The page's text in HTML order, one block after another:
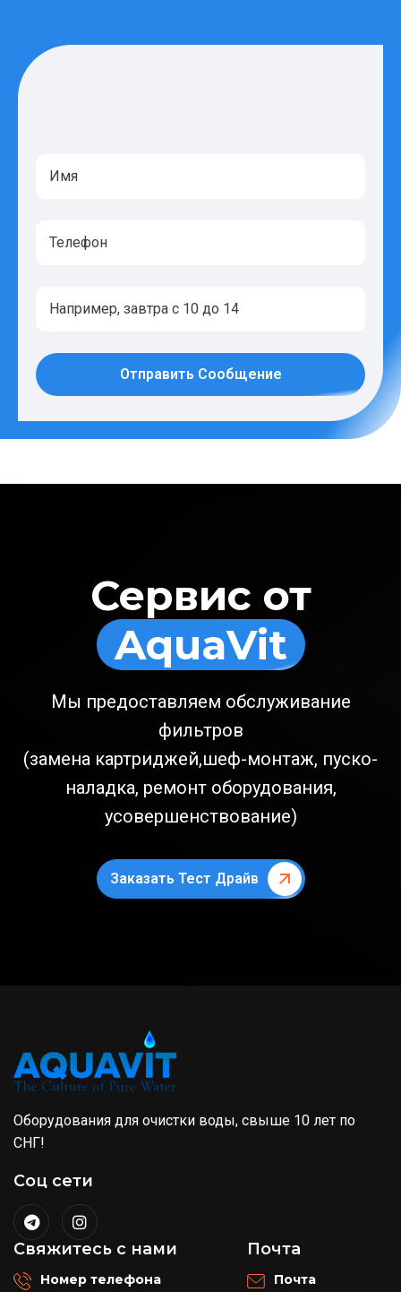
Отправить Сообщение
Сервис от
AquaVit
Мы предоставляем обслуживание
фильтров
(замена картриджей,шеф-монтаж, пуско-
наладка, ремонт оборудования,
усовершенствование)
Заказать Тест Драйв
Оборудования для очистки воды, свыше 10 лет по
СНГ!
Соц сети
Свяжитесь с нами
Номер телефона
Почта
Почта